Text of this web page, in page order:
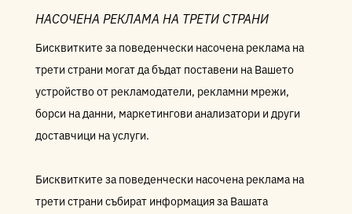
НАСОЧЕНА РЕКЛАМА НА ТРЕТИ СТРАНИ
Бисквитките за поведенчески насочена реклама на
трети страни могат да бъдат поставени на Вашето
устройство от рекламодатели, рекламни мрежи,
борси на данни, маркетингови анализатори и други
доставчици на услуги.
Бисквитките за поведенчески насочена реклама на
трети страни събират информация за Вашата